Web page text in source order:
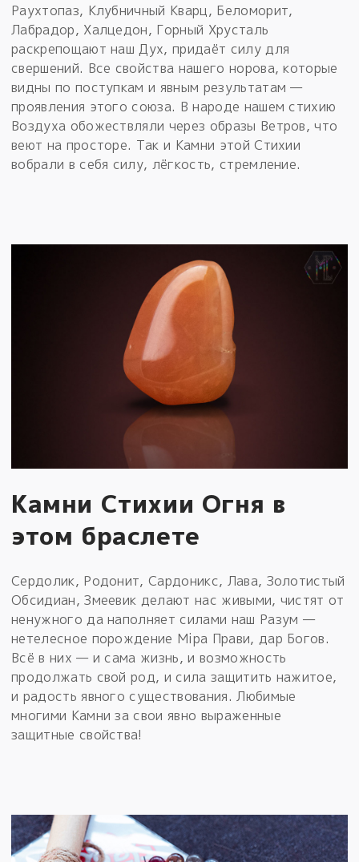
Раухтопаз, Клубничный Кварц, Беломорит,
Лабрадор, Халцедон, Горный Хрусталь
раскрепощают наш Дух, придаёт силу для
свершений. Все свойства нашего норова, которые
видны по поступкам и явным результатам —
проявления этого союза. В народе нашем стихию
Воздуха обожествляли через образы Ветров, что
веют на просторе. Так и Камни этой Стихии
вобрали в себя силу, лёгкость, стремление.
Камни Стихии Огня в
этом браслете
Сердолик, Родонит, Сардоникс, Лава, Золотистый
Обсидиан, Змеевик делают нас живыми, чистят от
ненужного да наполняет силами наш Разум —
нетелесное порождение Мiра Прави, дар Богов.
Всё в них — и сама жизнь, и возможность
продолжать свой род, и сила защитить нажитое,
и радость явного существования. Любимые
многими Камни за свои явно выраженные
защитные свойства!